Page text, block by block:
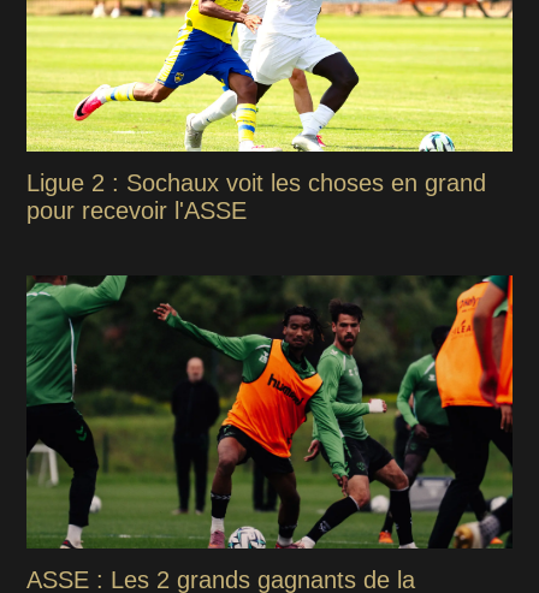
Ligue 2 : Sochaux voit les choses en grand
pour recevoir l'ASSE
ASSE : Les 2 grands gagnants de la